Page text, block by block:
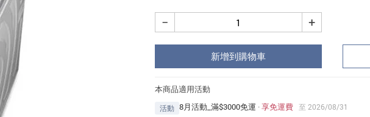
+
−
新增到購物車
本商品適用活動
活動 8月活動_滿$3000免運 ·享免運費 至 2026/08/31
登入會員
建立新帳號